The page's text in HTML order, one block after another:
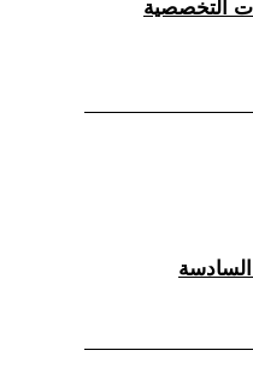
التخصصية